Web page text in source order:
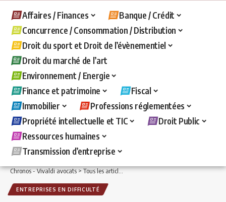
Affaires / Finances
Banque / Crédit
Concurrence / Consommation / Distribution
Droit du sport et Droit de l’évènementiel
Droit du marché de l’art
Environnement / Energie
Finance et patrimoine
Fiscal
Immobilier
Professions réglementées
Propriété intellectuelle et TIC
Droit Public
Ressources humaines
Transmission d’entreprise
Chronos - Vivaldi avocats>Tous les articles >Affaires / Finances>Entreprises en
ENTREPRISES EN DIFFICULTÉ